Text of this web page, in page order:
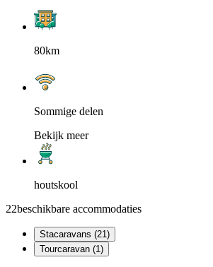
80km
Sommige delen
Bekijk meer
houtskool
22beschikbare accommodaties
Stacaravans (21)
Tourcaravan (1)